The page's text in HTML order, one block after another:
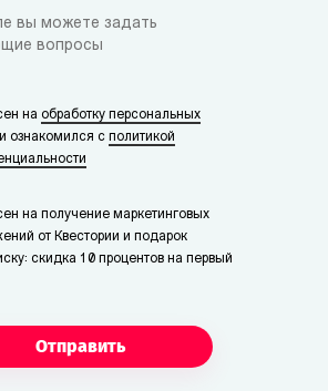
вы можете задать
вопросы
на обработку персональных
и ознакомился с политикой
на получение маркетинговых
от Квестории и подарок
скидка 10 процентов на первый
Отправить